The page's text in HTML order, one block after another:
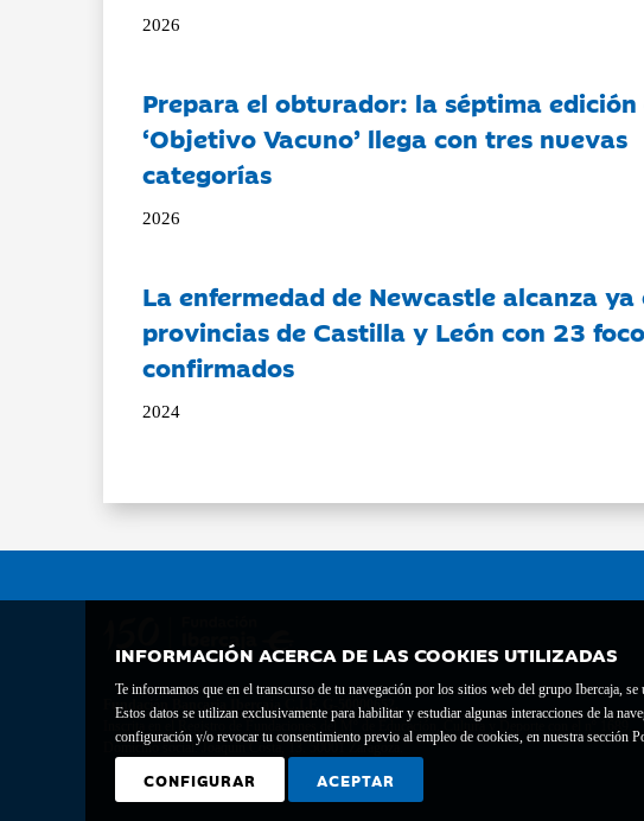
INFORMACIÓN ACERCA DE LAS COOKIES UTILIZADAS
Te informamos que en el transcurso de tu navegación por los sitios web del grupo Ibercaja,
Estos datos se utilizan exclusivamente para habilitar y estudiar algunas interacciones de la
configuración y/o revocar tu consentimiento previo al empleo de cookies, en nuestra sección
CONFIGURAR ACEPTAR
2026
Prepara el obturador: la séptima edición
‘Objetivo Vacuno’ llega con tres nuevas
categorías
2026
La enfermedad de Newcastle alcanza ya
provincias de Castilla y León con 23
confirmados
2024
Fundación Bancaria Ibercaja C.I.F. G-50000652.
Inscrita en el Registro de Fundaciones del Mº de Educación, Cultura y Deporte con el nº 1689.
Domicilio social: Joaquín Costa, 13. 50001 Zaragoza.